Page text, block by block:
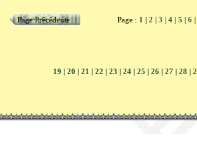
Page Précédente Page : 1 2 3 4| 5 6|
19 20 21 22 23 24 25 26 27 28